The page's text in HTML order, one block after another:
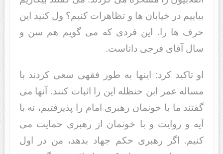
بیاییم در خیابان ها و تظاهرات کنیم؟ ول کنید این
حرف ها را. این فردی که می گویم هم سن و
سال آقای فرجی داناست.
او تاکید کرد: اینها به طور فقهی سعی کردند با
مساله عمر ابن حنظله این را اثبات کنند. آنها می
گفتند ما با خونمان رهبری امام را پذیرفتیم، نه با
آیه و روایت و با خونمان از رهبری حمایت می
کنیم. اگر رهبری حکم جهاد بدهد، من در اول